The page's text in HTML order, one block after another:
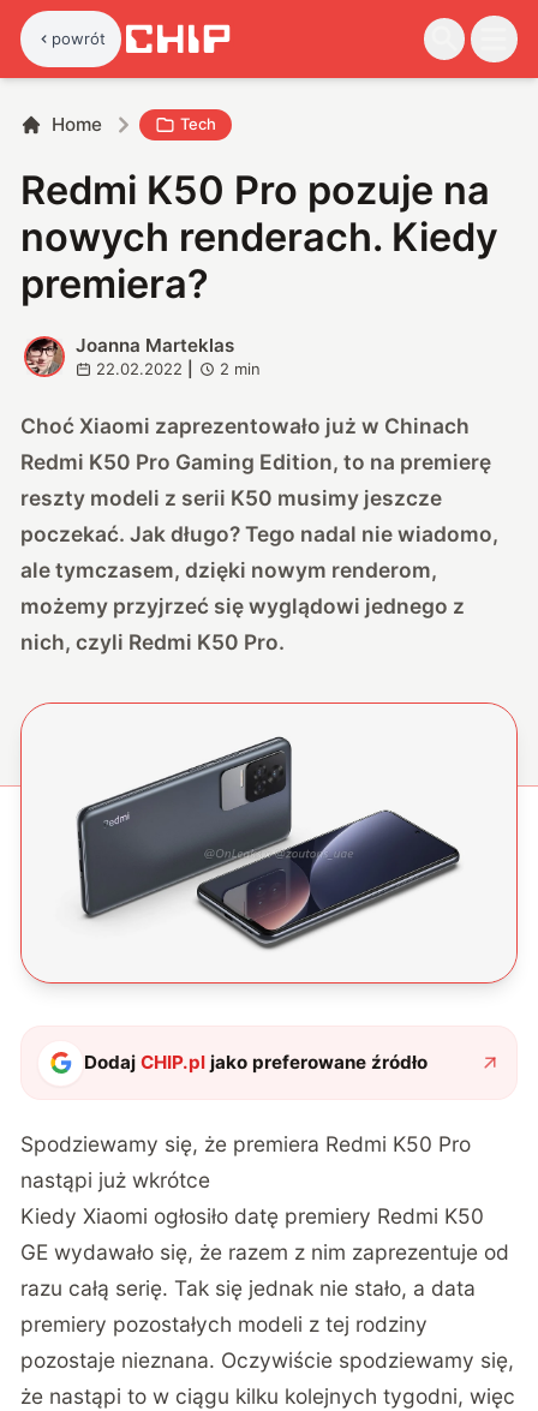
powrót
Home Tech
Redmi K50 Pro pozuje na
nowych renderach. Kiedy
premiera?
J
Joanna Marteklas
22.02.2022 2 min
Choć Xiaomi zaprezentowało już w Chinach
Redmi K50 Pro Gaming Edition, to na premierę
reszty modeli z serii K50 musimy jeszcze
poczekać. Jak długo? Tego nadal nie wiadomo,
ale tymczasem, dzięki nowym renderom,
możemy przyjrzeć się wyglądowi jednego z
nich, czyli Redmi K50 Pro.
DodajCHIP.pl jako preferowane źródło
Spodziewamy się, że premiera Redmi K50 Pro
nastąpi już wkrótce
Kiedy Xiaomi ogłosiło datę premiery Redmi K50
GE wydawało się, że razem z nim zaprezentuje od
razu całą serię. Tak się jednak nie stało, a data
premiery pozostałych modeli z tej rodziny
pozostaje nieznana. Oczywiście spodziewamy się,
że nastąpi to w ciągu kilku kolejnych tygodni, więc